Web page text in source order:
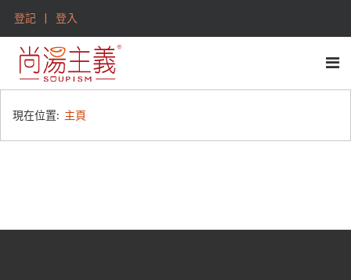
登記 登入
現在位置: 主頁